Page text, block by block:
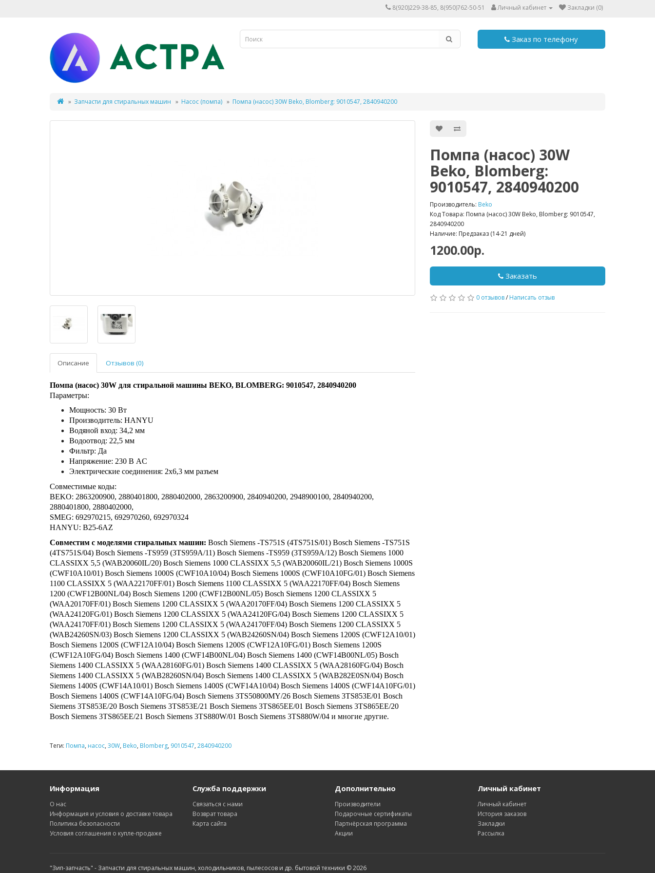
8(920)229-38-85, 8(950)762-50-51 Личный кабинет Закладки (0)
Заказ по телефону
Запчасти для стиральных машин Насос (помпа) Помпа (насос) 30W Beko, Blomberg: 9010547, 2840940200
Описание Отзывов (0)
Помпа (насос) 30W для стиральной машины BEKO, BLOMBERG: 9010547, 2840940200
Параметры:
Мощность: 30 Вт
Производитель: HANYU
Водяной вход: 34,2 мм
Водоотвод: 22,5 мм
Фильтр: Да
Напряжение: 230 В AC
Электрические соединения: 2x6,3 мм разъем
Совместимые коды:
BEKO: 2863200900, 2880401800, 2880402000, 2863200900, 2840940200, 2948900100, 2840940200,
2880401800, 2880402000,
SMEG: 692970215, 692970260, 692970324
HANYU: B25-6AZ
Совместим с моделями стиральных машин: Bosch Siemens -TS751S (4TS751S/01) Bosch Siemens -TS751S
(4TS751S/04) Bosch Siemens -TS959 (3TS959A/11) Bosch Siemens -TS959 (3TS959A/12) Bosch Siemens 1000
CLASSIXX 5,5 (WAB20060IL/20) Bosch Siemens 1000 CLASSIXX 5,5 (WAB20060IL/21) Bosch Siemens 1000S
(CWF10A10/01) Bosch Siemens 1000S (CWF10A10/04) Bosch Siemens 1000S (CWF10A10FG/01) Bosch Siemens
1100 CLASSIXX 5 (WAA22170FF/01) Bosch Siemens 1100 CLASSIXX 5 (WAA22170FF/04) Bosch Siemens
1200 (CWF12B00NL/04) Bosch Siemens 1200 (CWF12B00NL/05) Bosch Siemens 1200 CLASSIXX 5
(WAA20170FF/01) Bosch Siemens 1200 CLASSIXX 5 (WAA20170FF/04) Bosch Siemens 1200 CLASSIXX 5
(WAA24120FG/01) Bosch Siemens 1200 CLASSIXX 5 (WAA24120FG/04) Bosch Siemens 1200 CLASSIXX 5
(WAA24170FF/01) Bosch Siemens 1200 CLASSIXX 5 (WAA24170FF/04) Bosch Siemens 1200 CLASSIXX 5
(WAB24260SN/03) Bosch Siemens 1200 CLASSIXX 5 (WAB24260SN/04) Bosch Siemens 1200S (CWF12A10/01)
Bosch Siemens 1200S (CWF12A10/04) Bosch Siemens 1200S (CWF12A10FG/01) Bosch Siemens 1200S
(CWF12A10FG/04) Bosch Siemens 1400 (CWF14B00NL/04) Bosch Siemens 1400 (CWF14B00NL/05) Bosch
Siemens 1400 CLASSIXX 5 (WAA28160FG/01) Bosch Siemens 1400 CLASSIXX 5 (WAA28160FG/04) Bosch
Siemens 1400 CLASSIXX 5 (WAB28260SN/04) Bosch Siemens 1400 CLASSIXX 5 (WAB282E0SN/04) Bosch
Siemens 1400S (CWF14A10/01) Bosch Siemens 1400S (CWF14A10/04) Bosch Siemens 1400S (CWF14A10FG/01)
Bosch Siemens 1400S (CWF14A10FG/04) Bosch Siemens 3TS50800MY/26 Bosch Siemens 3TS853E/01 Bosch
Siemens 3TS853E/20 Bosch Siemens 3TS853E/21 Bosch Siemens 3TS865EE/01 Bosch Siemens 3TS865EE/20
Bosch Siemens 3TS865EE/21 Bosch Siemens 3TS880W/01 Bosch Siemens 3TS880W/04 и многие другие.
Помпа (насос) 30W
Beko, Blomberg:
9010547, 2840940200
Производитель: Beko
Код Товара: Помпа (насос) 30W Beko, Blomberg: 9010547,
2840940200
Наличие: Предзаказ (14-21 дней)
1200.00р.
Заказать
0 отзывов/ Написать отзыв
Теги: Помпа, насос, 30W, Beko, Blomberg, 9010547, 2840940200
Информация
О нас
Информация и условия о доставке товара
Политика безопасности
Условия соглашения о купле-продаже
Служба поддержки
Связаться с нами
Возврат товара
Карта сайта
Дополнительно
Производители
Подарочные сертификаты
Партнёрская программа
Акции
Личный кабинет
Личный кабинет
История заказов
Закладки
Рассылка
"Зип-запчасть" - Запчасти для стиральных машин, холодильников, пылесосов и др. бытовой техники © 2026